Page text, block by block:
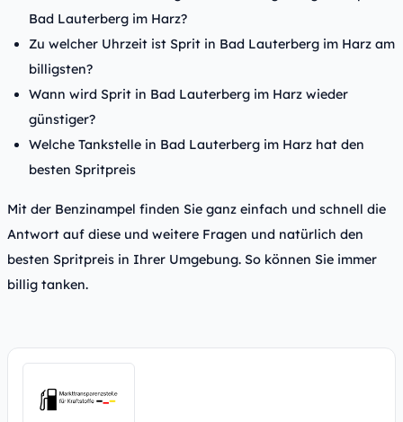
Bad Lauterberg im Harz?
Zu welcher Uhrzeit ist Sprit in Bad Lauterberg im Harz am
billigsten?
Wann wird Sprit in Bad Lauterberg im Harz wieder
günstiger?
Welche Tankstelle in Bad Lauterberg im Harz hat den
besten Spritpreis
Mit der Benzinampel finden Sie ganz einfach und schnell die
Antwort auf diese und weitere Fragen und natürlich den
besten Spritpreis in Ihrer Umgebung. So können Sie immer
billig tanken.